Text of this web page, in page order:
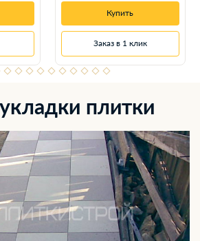
Купить
Заказ в 1 клик
плитки